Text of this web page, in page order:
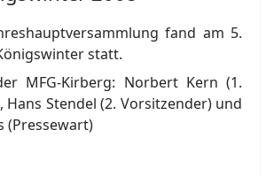
fand am 5.
statt.
MFG-Kirberg: Norbert Kern (1.
Hans Stendel (2. Vorsitzender) und
(Pressewart)